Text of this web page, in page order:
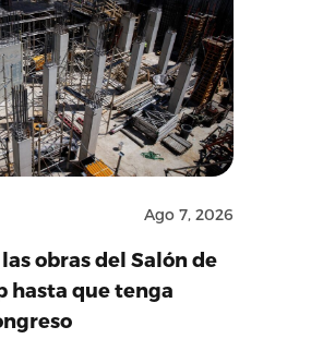
Ago 7, 2026
obras del Salón de
hasta que tenga